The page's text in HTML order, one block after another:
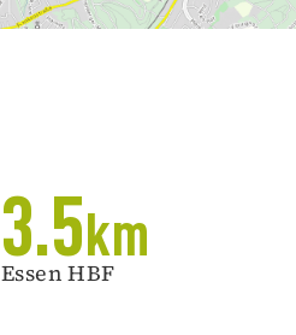
3.5 km
Essen HBF